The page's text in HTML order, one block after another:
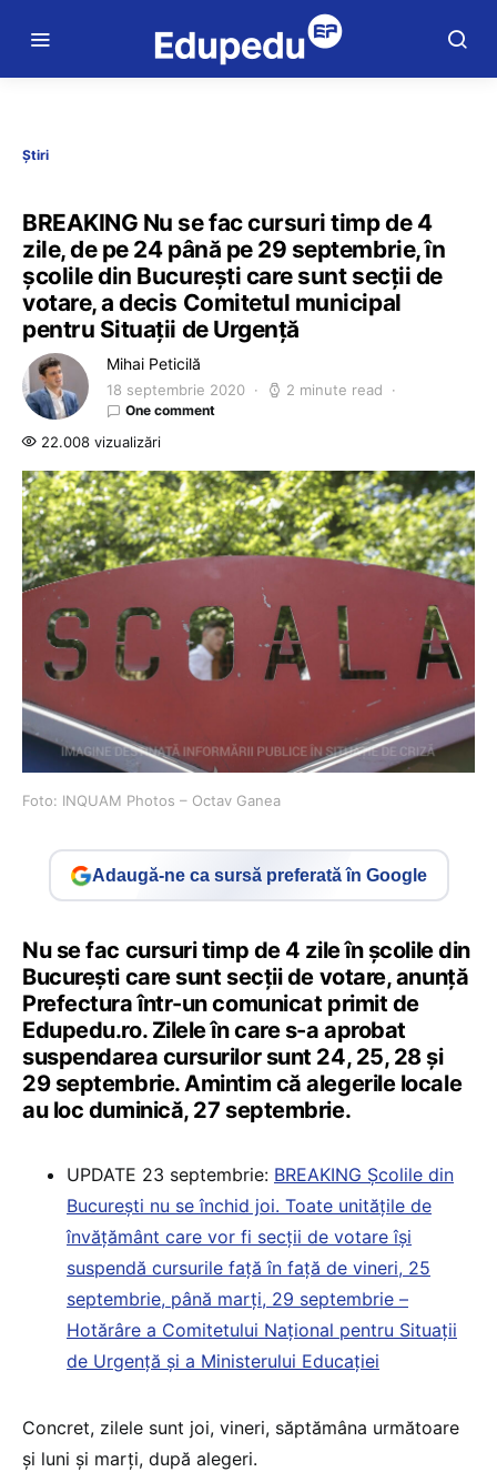
Știri
BREAKING Nu se fac cursuri timp de 4
zile, de pe 24 până pe 29 septembrie, în
școlile din București care sunt secții de
votare, a decis Comitetul municipal
pentru Situații de Urgență
Mihai Peticilă
18 septembrie 2020 2 minute read
One comment
22.008 vizualizări
Foto: INQUAM Photos – Octav Ganea
Adaugă-ne ca sursă preferată în Google
Nu se fac cursuri timp de 4 zile în școlile din
București care sunt secții de votare, anunță
Prefectura într-un comunicat primit de
Edupedu.ro. Zilele în care s-a aprobat
suspendarea cursurilor sunt 24, 25, 28 și
29 septembrie. Amintim că alegerile locale
au loc duminică, 27 septembrie.
UPDATE 23 septembrie: BREAKING Școlile din
București nu se închid joi. Toate unitățile de
învățământ care vor fi secții de votare își
suspendă cursurile față în față de vineri, 25
septembrie, până marți, 29 septembrie –
Hotărâre a Comitetului Național pentru Situații
de Urgență și a Ministerului Educației
Concret, zilele sunt joi, vineri, săptămâna următoare
și luni și marți, după alegeri.